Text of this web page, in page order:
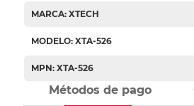
MARCA: XTECH
MODELO: XTA-526
MPN: XTA-526
Métodos de pago